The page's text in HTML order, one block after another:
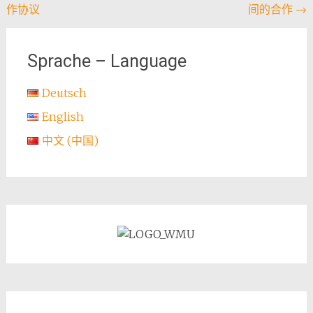
navigation
作协议
间的合作 →
Sprache – Language
Deutsch
English
中文 (中国)